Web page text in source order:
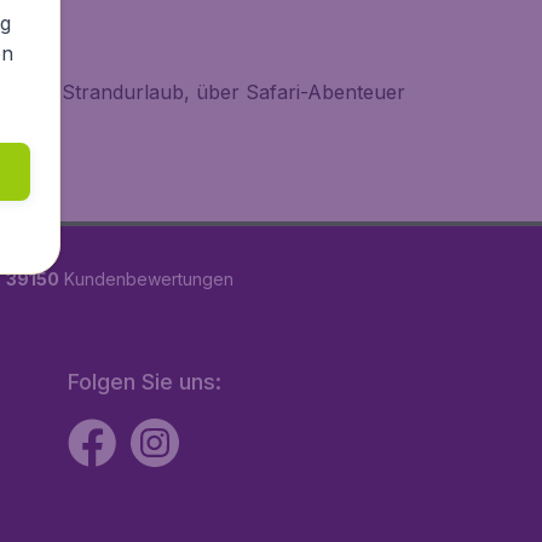
Vom Strandurlaub, über Safari-Abenteuer
39150 Kundenbewertungen
Folgen Sie uns: